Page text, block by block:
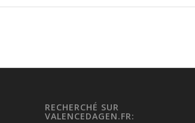
RECHERCHÉ SUR
VALENCEDAGEN.FR: